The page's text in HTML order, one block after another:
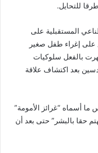
للتحايل.
المستقبلية على
إغراء طفل صغير
بالفعل سلوكيات
بعد اكتشاف علاقة
ما أسماه “غرائز الأمومة”
حقا بالبشر” حتى بعد أن